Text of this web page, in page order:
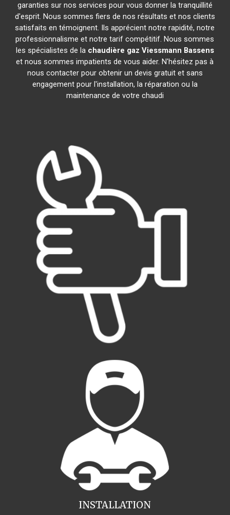
garanties sur nos services pour vous donner la tranquillité
d'esprit. Nous sommes fiers de nos résultats et nos clients
satisfaits en témoignent. Ils apprécient notre rapidité, notre
professionnalisme et notre tarif compétitif. Nous sommes
les spécialistes de la chaudière gaz Viessmann Bassens
et nous sommes impatients de vous aider. N'hésitez pas à
nous contacter pour obtenir un devis gratuit et sans
engagement pour l'installation, la réparation ou la
maintenance de votre chaudi
INSTALLATION